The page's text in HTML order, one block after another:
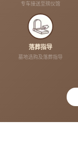
专车接送至殡仪馆
落葬指导
墓地选购及落葬指导